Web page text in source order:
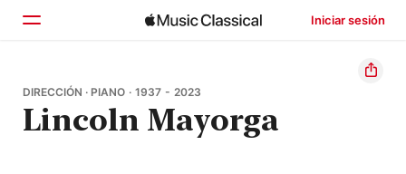
Iniciar sesión
Inicio
Explorar
DIRECCIÓN · PIANO · 1937 - 2023
Lincoln Mayorga